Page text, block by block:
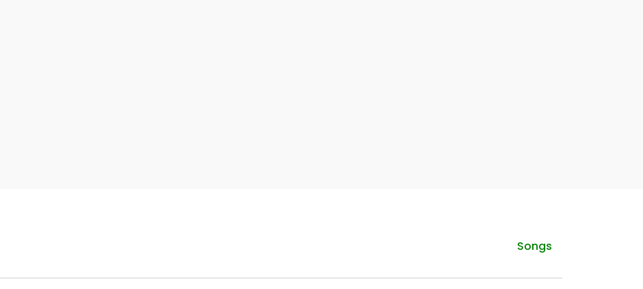
Songs